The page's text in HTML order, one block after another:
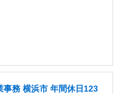
務 横浜市 年間休日123